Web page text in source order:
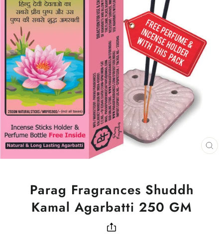
Parag Fragrances Shuddh
Kamal Agarbatti 250 GM